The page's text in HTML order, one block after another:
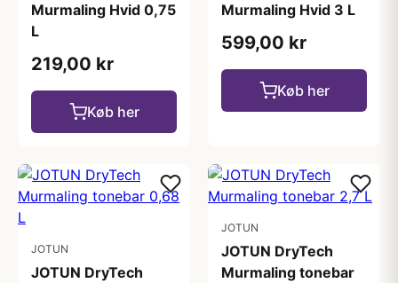
Murmaling Hvid 0,75
L
219,00 kr
Køb her
Murmaling Hvid 3 L
599,00 kr
Køb her
JOTUN
JOTUN DryTech
JOTUN
JOTUN DryTech
Murmaling tonebar